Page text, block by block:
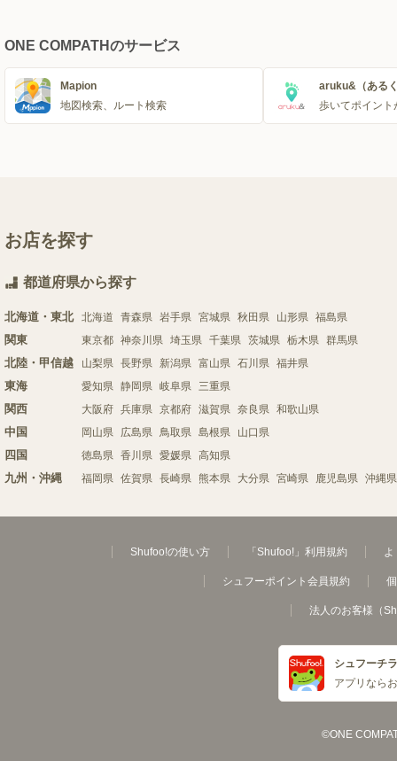
ONE COMPATHのサービス
Mapion
地図検索、ルート検索
aruku&（ある
歩いてポイント
お店を探す
都道府県から探す
北海道・東北 北海道 青森県 岩手県 宮城県 秋田県 山形県 福島県
関東 東京都 神奈川県 埼玉県 千葉県 茨城県 栃木県 群馬県
北陸・甲信越 山梨県 長野県 新潟県 富山県 石川県 福井県
東海 愛知県 静岡県 岐阜県 三重県
関西 大阪府 兵庫県 京都府 滋賀県 奈良県 和歌山県
中国 岡山県 広島県 鳥取県 島根県 山口県
四国 徳島県 香川県 愛媛県 高知県
九州・沖縄 福岡県 佐賀県 長崎県 熊本県 大分県 宮崎県 鹿児島県 沖縄県
Shufoo!の使い方 「Shufoo!」利用規約 よ
シュフーポイント会員規約
法人のお客様（
シュフーチ
アプリなら
©ONE